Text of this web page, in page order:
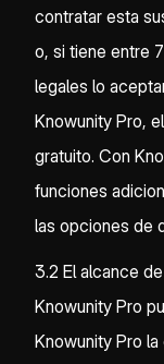
contratar esta
o, si tiene entre
legales lo
Knowunity Pro,
gratuito. Con
funciones
las opciones de
3.2 El alcance
Knowunity Pro
Knowunity Pro